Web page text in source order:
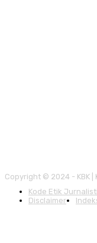
Copyright © 2024 - KBK
Kode Etik
Disclaimer